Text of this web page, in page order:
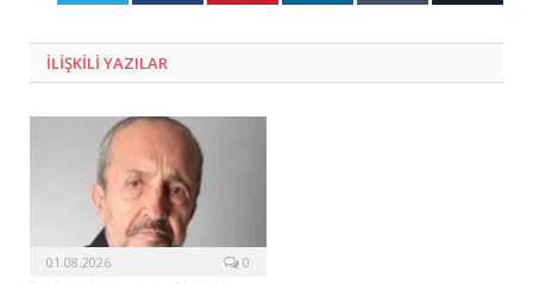
ILIŞKILI YAZILAR
01.08.2026 0